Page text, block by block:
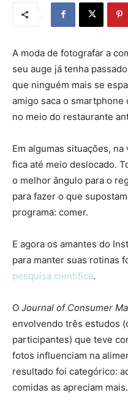
A moda de fotografar a
seu auge já tenha
que ninguém mais se
amigo saca o
no meio do restaurante
Em algumas situações,
fica até meio deslocado.
o melhor ângulo para o
para fazer o que
programa: comer.
E agora os amantes do
para manter suas rotinas
pesquisa científica.
O Journal of Consumer
envolvendo três estudos
participantes) que teve
fotos influenciam na
resultado foi categórico:
comidas as apreciam mais.